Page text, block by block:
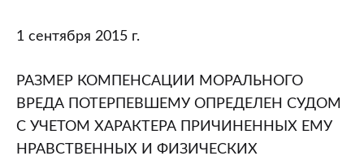
1 сентября 2015 г.
РАЗМЕР КОМПЕНСАЦИИ МОРАЛЬНОГО
ВРЕДА ПОТЕРПЕВШЕМУ ОПРЕДЕЛЕН СУДОМ
С УЧЕТОМ ХАРАКТЕРА ПРИЧИНЕННЫХ ЕМУ
НРАВСТВЕННЫХ И ФИЗИЧЕСКИХ